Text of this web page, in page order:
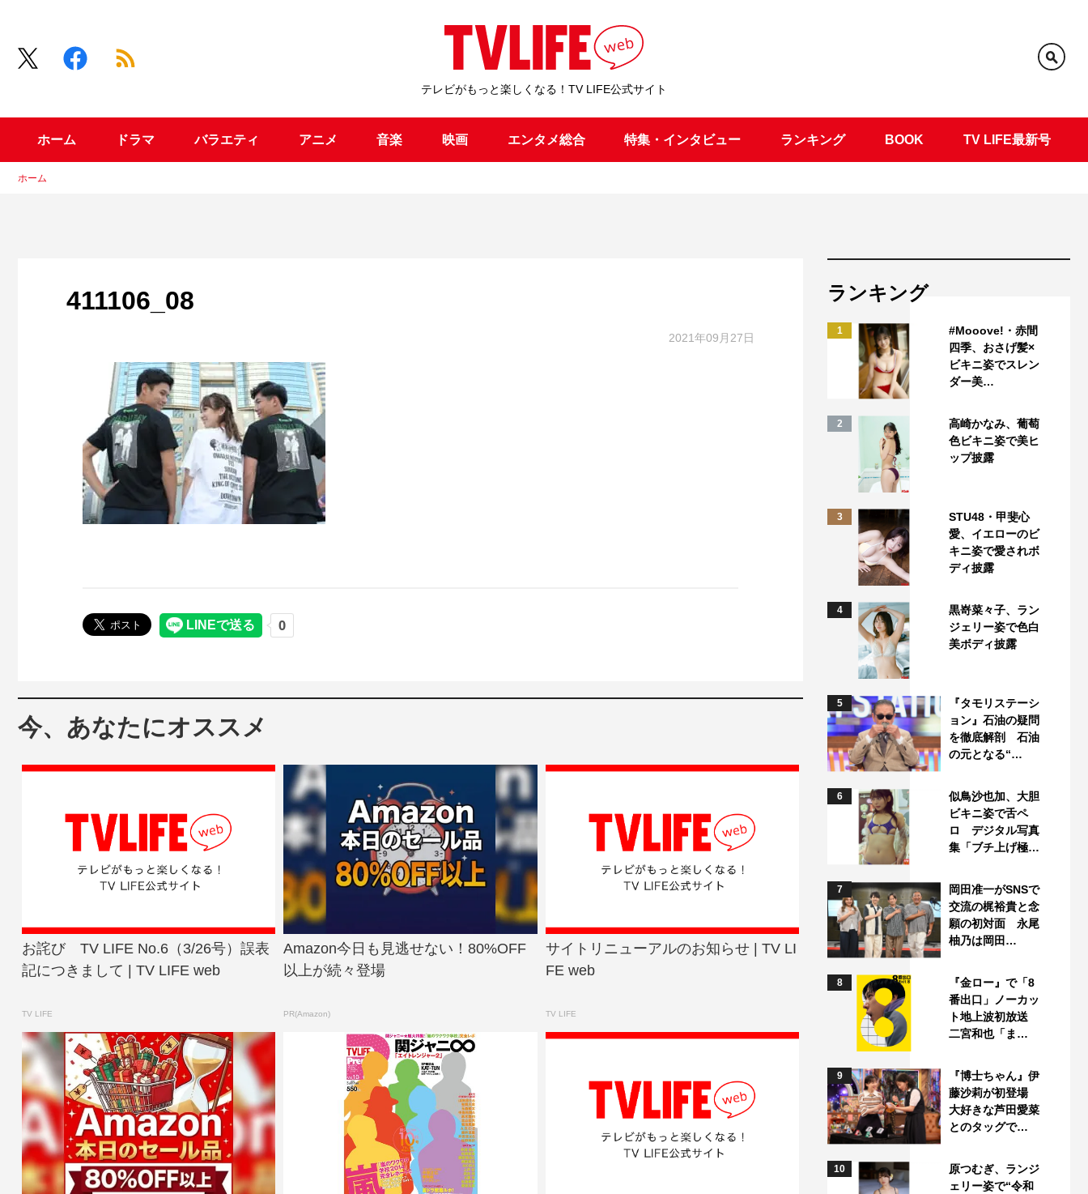
テレビがもっと楽しくなる！TV LIFE公式サイト
ホーム ドラマ バラエティ アニメ 音楽 映画 エンタメ総合 特集・インタビュー ランキング BOOK TV LIFE最新号
ホーム
411106_08
2021年09月27日
今、あなたにオススメ
お詫び TV LIFE No.6（3/26号）誤表
記につきまして | TV LIFE web
TV LIFE
Amazon今日も見逃せない！80%OFF
以上が続々登場
PR(Amazon)
サイトリニューアルのお知らせ | TV LI
FE web
TV LIFE
ランキング
1
#Mooove!・赤間
四季、おさげ髪×
ビキニ姿でスレン
ダー美…
2
高崎かなみ、葡萄
色ビキニ姿で美ヒ
ップ披露
3
STU48・甲斐心
愛、イエローのビ
キニ姿で愛されボ
ディ披露
4
黒嵜菜々子、ラン
ジェリー姿で色白
美ボディ披露
5
『タモリステーシ
ョン』石油の疑問
を徹底解剖 石油
の元となる“…
6
似鳥沙也加、大胆
ビキニ姿で舌ペ
ロ デジタル写真
集「ブチ上げ極…
7
岡田准一がSNSで
交流の梶裕貴と念
願の初対面 永尾
柚乃は岡田…
8
『金ロー』で「8
番出口」ノーカッ
ト地上波初放送
二宮和也「ま…
9
『博士ちゃん』伊
藤沙莉が初登場
大好きな芦田愛菜
とのタッグで…
10
原つむぎ、ランジ
ェリー姿で“令和